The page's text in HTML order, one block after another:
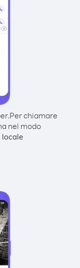
Per chiamare
nel modo
locale